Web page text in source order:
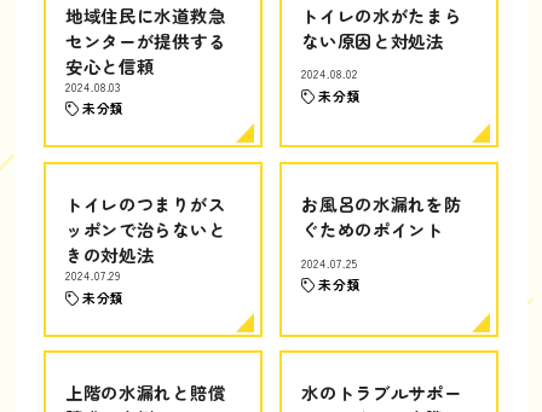
地域住民に水道救急
センターが提供する
安心と信頼
2024.08.03
未分類
トイレの水がたまら
ない原因と対処法
2024.08.02
未分類
トイレのつまりがス
ッポンで治らないと
きの対処法
2024.07.29
未分類
お風呂の水漏れを防
ぐためのポイント
2024.07.25
未分類
上階の水漏れと賠償
水のトラブルサポー